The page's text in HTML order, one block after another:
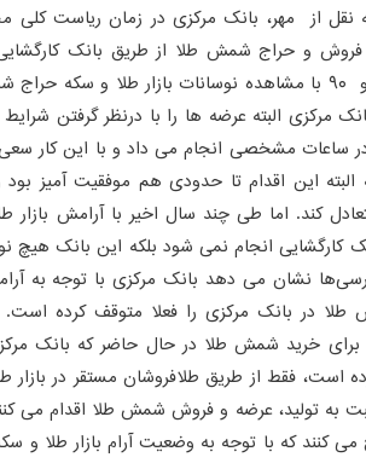
نقل از مهر، بانک مرکزی در زمان ریاست کلی
فروش و حراج شمش طلا از طریق بانک
بانک در سال‌های ۸۹ و ۹۰ با مشاهده نوسانات بازار طلا و
مرکزی البته عرضه ها را با درنظر گرفتن
مشخصی انجام می داد و با این کار سعی
البته این اقدام تا حدودی هم موفقیت آمیز
کند. اما طی چند سال اخیر با آرامش بازار
کارگشایی انجام نمی شود بلکه این بانک
نشان می دهد بانک مرکزی با توجه به
در بانک مرکزی را فعلا متوقف کرده است.
برای خرید شمش طلا در حال حاضر که بانک
است، فقط از طریق طلافروشان مستقر در بازار
به تولید، عرضه و فروش شمش طلا اقدام می
کنند که با توجه به وضعیت آرام بازار طلا و